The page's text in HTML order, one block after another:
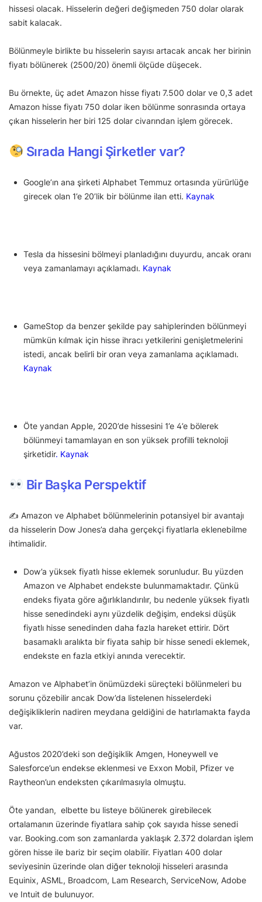
hissesi olacak. Hisselerin değeri değişmeden 750 dolar olarak
sabit kalacak.
Bölünmeyle birlikte bu hisselerin sayısı artacak ancak her birinin
fiyatı bölünerek (2500/20) önemli ölçüde düşecek.
Bu örnekte, üç adet Amazon hisse fiyatı 7.500 dolar ve 0,3 adet
Amazon hisse fiyatı 750 dolar iken bölünme sonrasında ortaya
çıkan hisselerin her biri 125 dolar civarından işlem görecek.
Sırada Hangi Şirketler var?
Google’ın ana şirketi Alphabet Temmuz ortasında yürürlüğe
girecek olan 1’e 20’lik bir bölünme ilan etti. Kaynak
Tesla da hissesini bölmeyi planladığını duyurdu, ancak oranı
veya zamanlamayı açıklamadı. Kaynak
GameStop da benzer şekilde pay sahiplerinden bölünmeyi
mümkün kılmak için hisse ihracı yetkilerini genişletmelerini
istedi, ancak belirli bir oran veya zamanlama açıklamadı.
Kaynak
Öte yandan Apple, 2020’de hissesini 1’e 4’e bölerek
bölünmeyi tamamlayan en son yüksek profilli teknoloji
şirketidir. Kaynak
Bir Başka Perspektif
✍️ Amazon ve Alphabet bölünmelerinin potansiyel bir avantajı
da hisselerin Dow Jones’a daha gerçekçi fiyatlarla eklenebilme
ihtimalidir.
Dow’a yüksek fiyatlı hisse eklemek sorunludur. Bu yüzden
Amazon ve Alphabet endekste bulunmamaktadır. Çünkü
endeks fiyata göre ağırlıklandırılır, bu nedenle yüksek fiyatlı
hisse senedindeki aynı yüzdelik değişim, endeksi düşük
fiyatlı hisse senedinden daha fazla hareket ettirir. Dört
basamaklı aralıkta bir fiyata sahip bir hisse senedi eklemek,
endekste en fazla etkiyi anında verecektir.
Amazon ve Alphabet’in önümüzdeki süreçteki bölünmeleri bu
sorunu çözebilir ancak Dow’da listelenen hisselerdeki
değişikliklerin nadiren meydana geldiğini de hatırlamakta fayda
var.
Ağustos 2020’deki son değişiklik Amgen, Honeywell ve
Salesforce’un endekse eklenmesi ve Exxon Mobil, Pfizer ve
Raytheon’un endeksten çıkarılmasıyla olmuştu.
Öte yandan, elbette bu listeye bölünerek girebilecek
ortalamanın üzerinde fiyatlara sahip çok sayıda hisse senedi
var. Booking.com son zamanlarda yaklaşık 2.372 dolardan işlem
gören hisse ile bariz bir seçim olabilir. Fiyatları 400 dolar
seviyesinin üzerinde olan diğer teknoloji hisseleri arasında
Equinix, ASML, Broadcom, Lam Research, ServiceNow, Adobe
ve Intuit de bulunuyor.